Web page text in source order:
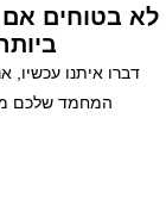
לא בטוחים
דברו איתנו עכשיו,
המחמד שלכם